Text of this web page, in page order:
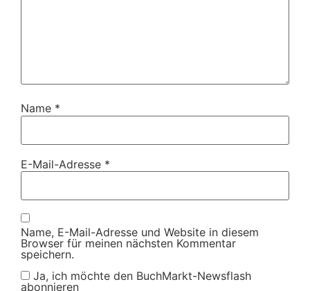
Name *
E-Mail-Adresse *
Name, E-Mail-Adresse und Website in diesem
Browser für meinen nächsten Kommentar
speichern.
Ja, ich möchte den BuchMarkt-Newsflash
abonnieren